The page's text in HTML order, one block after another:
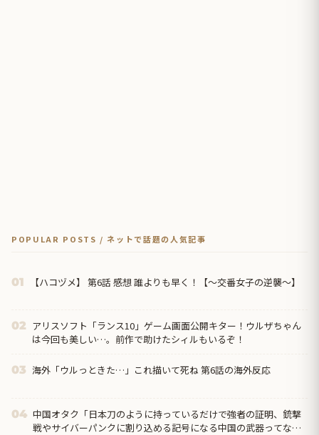
POPULAR POSTS / ネットで話題の人気記事
01 【ハコヅメ】 第6話 感想 誰よりも早く！【～交番女子の逆襲～】
02 アリスソフト「ランス10」ゲーム画面公開キター！ウルザちゃん
は今回も美しい…。前作で助けたシィルもいるぞ！
03 海外「ウルっときた…」これ描いて死ね 第6話の海外反応
04 中国オタク「日本刀のように持っているだけで強者の証明、銃撃
戦やサイバーパンクに割り込める記号になる中国の武器ってなん